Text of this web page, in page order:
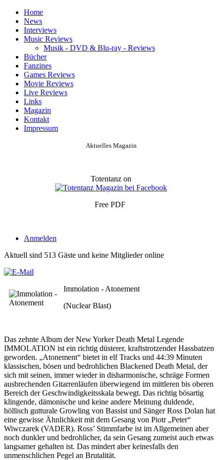
Home
News
Interviews
Music Reviews
Musik - DVD & Blu-ray - Reviews
Bücher
Fanzines
Games Reviews
Movie Reviews
Live Reviews
Links
Magazin
Kontakt
Impressum
Aktuelles Magazin
Totentanz on
Free PDF
Anmelden
Aktuell sind 513 Gäste und keine Mitglieder online
Immolation - Atonement
(Nuclear Blast)
Das zehnte Album der New Yorker Death Metal Legende
IMMOLATION ist ein richtig düsterer, kraftstrotzender Hassbatzen
geworden. „Atonement“ bietet in elf Tracks und 44:39 Minuten
klassischen, bösen und bedrohlichen Blackened Death Metal, der
sich mit seinen, immer wieder in disharmonische, schräge Formen
ausbrechenden Gitarrenläufen überwiegend im mittleren bis oberen
Bereich der Geschwindigkeitsskala bewegt. Das richtig bösartig
klingende, dämonische und keine andere Meinung duldende,
höllisch gutturale Growling von Bassist und Sänger Ross Dolan hat
eine gewisse Ähnlichkeit mit dem Gesang von Piotr „Peter“
Wiwczarek (VADER). Ross’ Stimmfarbe ist im Allgemeinen aber
noch dunkler und bedrohlicher, da sein Gesang zumeist auch etwas
langsamer gehalten ist. Das mindert aber keinesfalls den
unmenschlichen Pegel an Brutalität.